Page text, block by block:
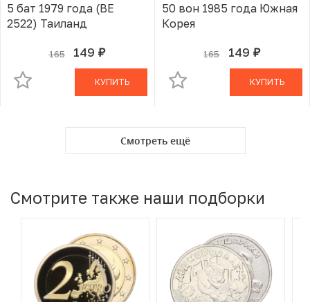
5 бат 1979 года (BE
2522) Таиланд
165 149 руб.
В КОРЗИНЕ
КУПИТЬ
50 вон 1985 года Южная
Корея
165 149 руб.
В КОРЗИНЕ
КУПИТЬ
Смотреть ещё
Смотрите также наши подборки